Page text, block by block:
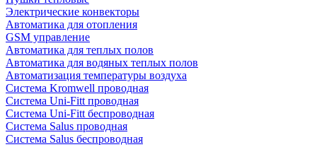
Электрические конвекторы
Автоматика для отопления
GSM управление
Автоматика для теплых полов
Автоматика для водяных теплых полов
Автоматизация температуры воздуха
Система Kromwell проводная
Система Uni-Fitt проводная
Система Uni-Fitt беспроводная
Система Salus проводная
Система Salus беспроводная